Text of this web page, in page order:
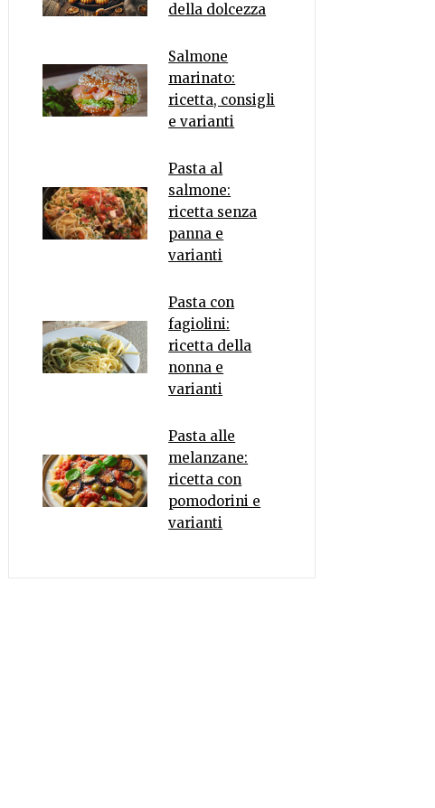
della dolcezza
Salmone
marinato:
ricetta, consigli
e varianti
Pasta al
salmone:
ricetta senza
panna e
varianti
Pasta con
fagiolini:
ricetta della
nonna e
varianti
Pasta alle
melanzane:
ricetta con
pomodorini e
varianti